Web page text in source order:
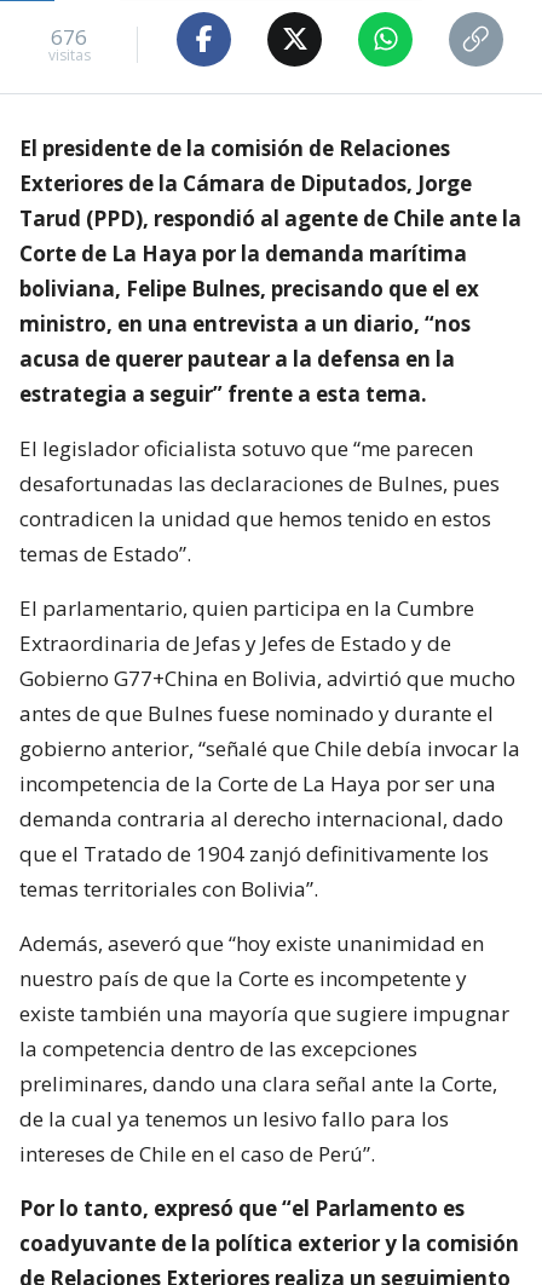
676
visitas
El presidente de la comisión de Relaciones
Exteriores de la Cámara de Diputados, Jorge
Tarud (PPD), respondió al agente de Chile ante la
Corte de La Haya por la demanda marítima
boliviana, Felipe Bulnes, precisando que el ex
ministro, en una entrevista a un diario, “nos
acusa de querer pautear a la defensa en la
estrategia a seguir” frente a esta tema.
El legislador oficialista sotuvo que “me parecen
desafortunadas las declaraciones de Bulnes, pues
contradicen la unidad que hemos tenido en estos
temas de Estado”.
El parlamentario, quien participa en la Cumbre
Extraordinaria de Jefas y Jefes de Estado y de
Gobierno G77+China en Bolivia, advirtió que mucho
antes de que Bulnes fuese nominado y durante el
gobierno anterior, “señalé que Chile debía invocar la
incompetencia de la Corte de La Haya por ser una
demanda contraria al derecho internacional, dado
que el Tratado de 1904 zanjó definitivamente los
temas territoriales con Bolivia”.
Además, aseveró que “hoy existe unanimidad en
nuestro país de que la Corte es incompetente y
existe también una mayoría que sugiere impugnar
la competencia dentro de las excepciones
preliminares, dando una clara señal ante la Corte,
de la cual ya tenemos un lesivo fallo para los
intereses de Chile en el caso de Perú”.
Por lo tanto, expresó que “el Parlamento es
coadyuvante de la política exterior y la comisión
de Relaciones Exteriores realiza un seguimiento